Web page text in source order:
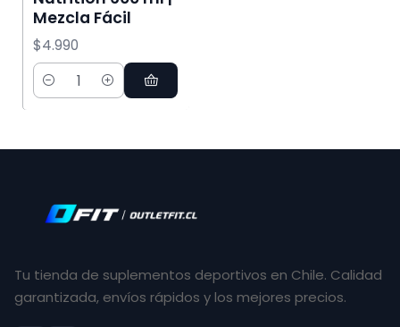
Mezcla Fácil
$4.990
Cantidad
Tu tienda de suplementos deportivos en Chile. Calidad
garantizada, envíos rápidos y los mejores precios.